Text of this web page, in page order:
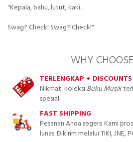
"Kepala, bahu, lutut, kaki...
Swag? Check! Swag? Check!"
WHY
TERLENGKAP + DISCOUNTS
Nikmati koleksiBuku Musik
spesial.
FAST SHIPPING
Pesanan Anda segera Kami
lunas. Dikirim melalui TIKI, JNE,